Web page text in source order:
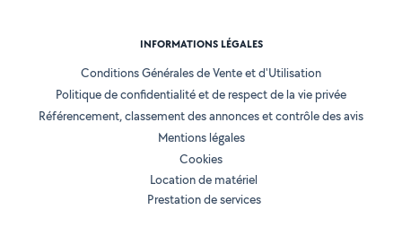
INFORMATIONS LÉGALES
Conditions Générales de Vente et d'Utilisation
Politique de confidentialité et de respect de la vie privée
Référencement, classement des annonces et contrôle des avis
Mentions légales
Cookies
Location de matériel
Prestation de services